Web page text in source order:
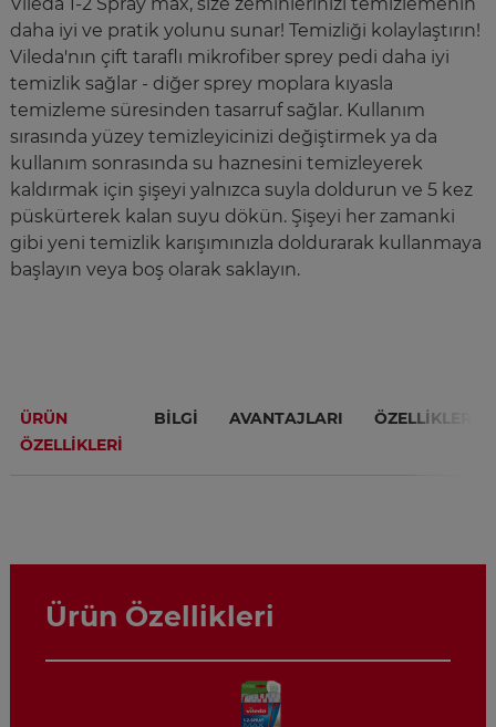
daha iyi ve pratik yolunu sunar! Temizliği kolaylaştırın!
Vileda'nın çift taraflı mikrofiber sprey pedi daha iyi
temizlik sağlar - diğer sprey moplara kıyasla
temizleme süresinden tasarruf sağlar. Kullanım
sırasında yüzey temizleyicinizi değiştirmek ya da
kullanım sonrasında su haznesini temizleyerek
kaldırmak için şişeyi yalnızca suyla doldurun ve 5 kez
püskürterek kalan suyu dökün. Şişeyi her zamanki
gibi yeni temizlik karışımınızla doldurarak kullanmaya
başlayın veya boş olarak saklayın.
ÜRÜN
ÖZELLIKLERI
BILGI AVANTAJLARI ÖZELLİKLERİ
Ürün Özellikleri